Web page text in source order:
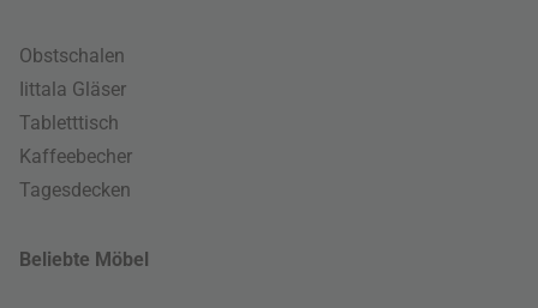
Obstschalen
Iittala Gläser
Tabletttisch
Kaffeebecher
Tagesdecken
Beliebte Möbel